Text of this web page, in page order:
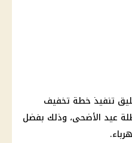
تنفيذ خطة تخفيف
عيد الأضحى، وذلك بفضل